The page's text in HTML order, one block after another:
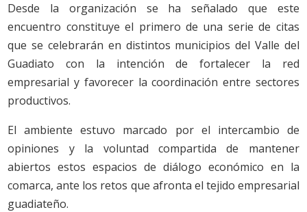
Desde la organización se ha señalado que este
encuentro constituye el primero de una serie de citas
que se celebrarán en distintos municipios del Valle del
Guadiato con la intención de fortalecer la red
empresarial y favorecer la coordinación entre sectores
productivos.
El ambiente estuvo marcado por el intercambio de
opiniones y la voluntad compartida de mantener
abiertos estos espacios de diálogo económico en la
comarca, ante los retos que afronta el tejido empresarial
guadiateño.